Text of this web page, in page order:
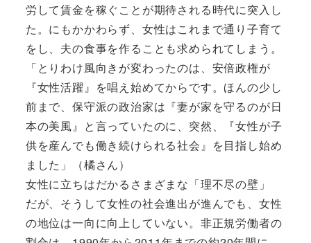
労して賃金を稼ぐことが期待される時代に突入し
た。にもかかわらず、女性はこれまで通り子育て
をし、夫の食事を作ることも求められてしまう。
「とりわけ風向きが変わったのは、安倍政権が
『女性活躍』を唱え始めてからです。ほんの少し
前まで、保守派の政治家は『妻が家を守るのが日
本の美風』と言っていたのに、突然、『女性が子
供を産んでも働き続けられる社会』を目指し始め
ました」（橘さん）
女性に立ちはだかるさまざまな「理不尽の壁」
だが、そうして女性の社会進出が進んでも、女性
の地位は一向に向上していない。非正規労働者の